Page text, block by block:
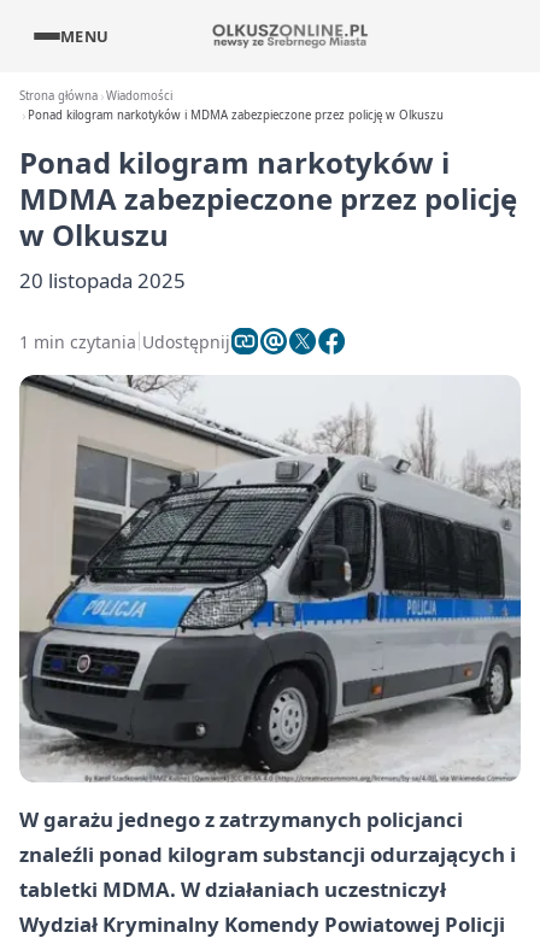
MENU
Strona główna Wiadomości
Ponad kilogram narkotyków i MDMA zabezpieczone przez policję w Olkuszu
Ponad kilogram narkotyków i
MDMA zabezpieczone przez policję
w Olkuszu
20 listopada 2025
1 min czytania Udostępnij
W garażu jednego z zatrzymanych policjanci
znaleźli ponad kilogram substancji odurzających i
tabletki MDMA. W działaniach uczestniczył
Wydział Kryminalny Komendy Powiatowej Policji